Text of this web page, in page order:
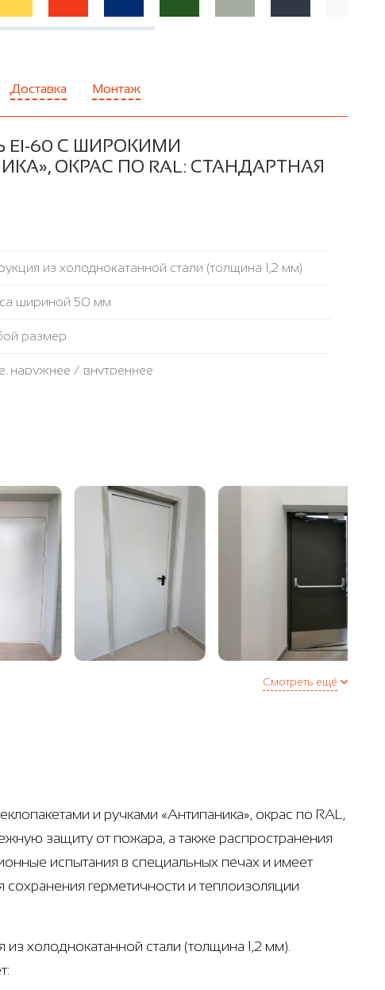
Доставка Монтаж
60 С ШИРОКИМИ
ОКРАС ПО RAL: СТАНДАРТНАЯ
из холоднокатанной стали (толщина 1,2 мм)
шириной 50 мм
размер
наружнее / внутреннее
Смотреть ещё
и ручками «Антипаника», окрас по RAL,
защиту от пожара, а также распространения
испытания в специальных печах и имеет
герметичности и теплоизоляции
холоднокатанной стали (толщина 1,2 мм).